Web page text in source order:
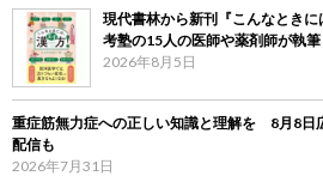
現代書林から新刊『こんなとき
考塾の15人の医師や薬剤師が執筆
2026年8月5日
重症筋無力症への正しい知識と理解を 8月8日
配信も
2026年7月31日